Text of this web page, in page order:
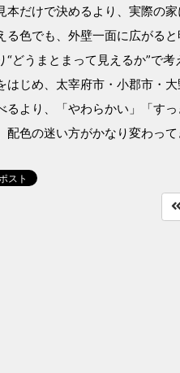
本だけで決めるより、実際の
る色でも、外壁一面に広がる
“どうまとまって見えるか”で考
はじめ、太宰府市・小郡市・
るより、「やわらかい」「す
配色の迷い方がかなり変わって